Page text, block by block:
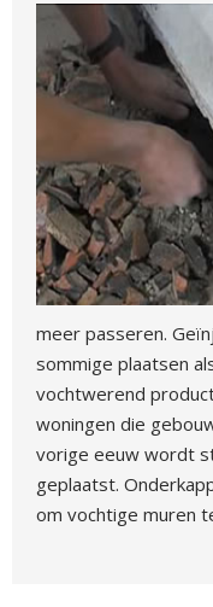
meer passeren.
sommige plaatsen
vochtwerend
woningen die
vorige eeuw wordt
geplaatst.
om vochtige muren